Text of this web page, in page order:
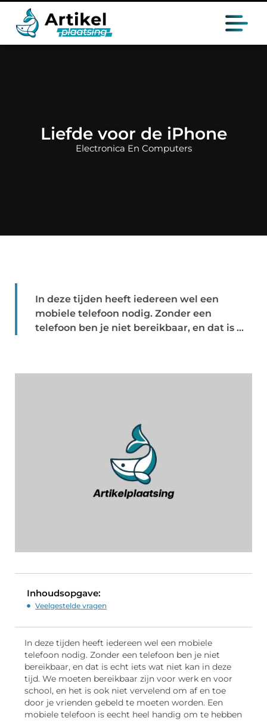
Liefde voor de iPhone
Electronica En Computers
In deze tijden heeft iedereen wel een
mobiele telefoon nodig. Zonder een
telefoon ben je niet bereikbaar, en dat is ...
Inhoudsopgave:
Veelgestelde vragen
In deze tijden heeft iedereen wel een mobiele
telefoon nodig. Zonder een telefoon ben je niet
bereikbaar, en dat is echt iets wat niet kan in deze
tijd. We moeten bereikbaar zijn voor werk en voor
school, en het is ook niet vervelend om af en toe
door je vrienden gebeld te moeten worden. Een
mobiele telefoon is eecht heel handig om te hebben